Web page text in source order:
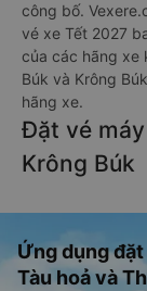
công bố.
vé xe Tết 2027
của các hãng xe
Búk và Krông
hãng xe.
Đặt vé
Krông Búk
Ứng dụng đặt
Tàu hoả và